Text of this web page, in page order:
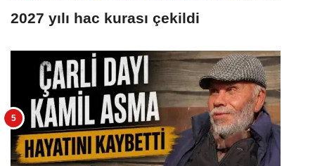
2027 yılı hac kurası çekildi